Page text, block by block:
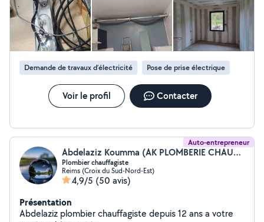
Demande de travaux d’électricité Pose de prise électrique
Voir le profil Contacter
Auto-entrepreneur
Abdelaziz Koumma (AK PLOMBERIE CHAUFFAGE)
Plombier chauffagiste
Reims (Croix du Sud-Nord-Est)
4,9/5 (50 avis)
Présentation
Abdelaziz plombier chauffagiste depuis 12 ans a votre